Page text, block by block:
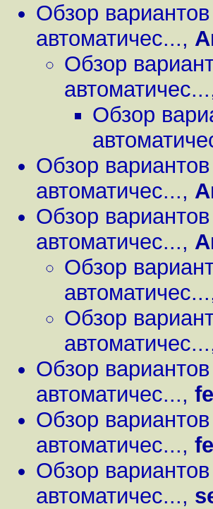
Обзор
автоматичес...,
Обзор
автоматичес...
Обзор
Обзор
автоматичес...,
Обзор
автоматичес...,
Обзор
автоматичес...
Обзор
автоматичес...
Обзор
автоматичес...,
Обзор
автоматичес...,
Обзор
автоматичес...,